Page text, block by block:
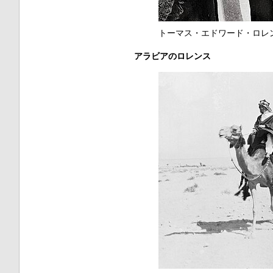
トーマス・エドワード・ロレ
アラビアのロレンス